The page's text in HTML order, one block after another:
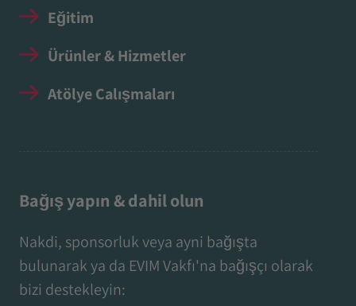
Eğitim
Ürünler & Hizmetler
Atölye Çalışmaları
Bağış yapın & dahil olun
Nakdi, sponsorluk veya ayni bağışta
bulunarak ya da EVIM Vakfı'na bağışçı olarak
bizi destekleyin: